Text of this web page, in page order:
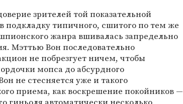
зрителей той показательной
подкладку типичного, сшитого по тем же
жанра вшивалась запредельно
Мэттью Вон последовательно
не побрезгует ничем, чтобы
мопса до абсурдного
не стесняется уже и такого
приема, как воскрешение покойников —